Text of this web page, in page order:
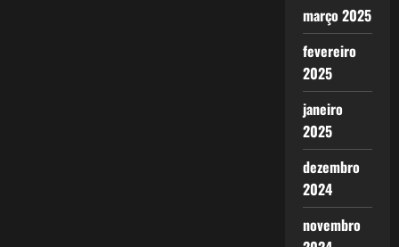
março 2025
fevereiro
2025
janeiro
2025
dezembro
2024
novembro